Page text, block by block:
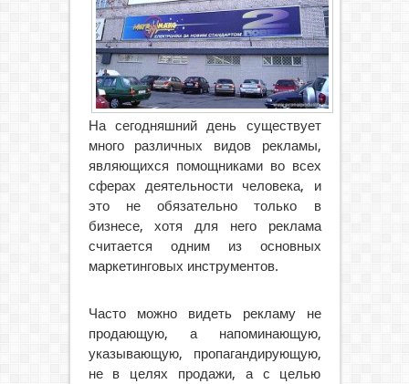
На сегодняшний день существует
много различных видов рекламы,
являющихся помощниками во всех
сферах деятельности человека, и
это не обязательно только в
бизнесе, хотя для него реклама
считается одним из основных
маркетинговых инструментов.
Часто можно видеть рекламу не
продающую, а напоминающую,
указывающую, пропагандирующую,
не в целях продажи, а с целью